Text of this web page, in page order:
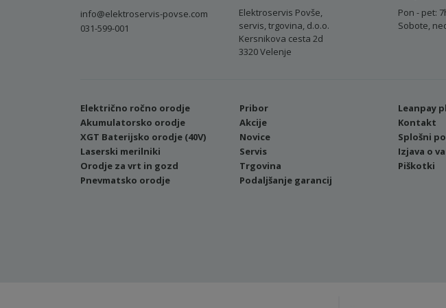
info@elektroservis-povse.com
031-599-001
Elektroservis Povše,
servis, trgovina, d.o.o.
Kersnikova cesta 2d
3320 Velenje
Pon - pet:
Sobote,
Električno ročno orodje
Akumulatorsko orodje
XGT Baterijsko orodje (40V)
Laserski merilniki
Orodje za vrt in gozd
Pnevmatsko orodje
Pribor
Akcije
Novice
Servis
Trgovina
Podaljšanje garancij
Leanpay
Kontakt
Splošni
Izjava o
Piškotki